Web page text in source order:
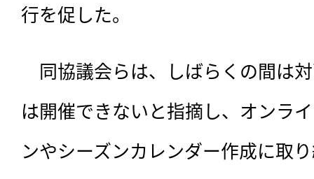
行を促した。
同協議会らは、しばらくの間は
は開催できないと指摘し、オンラ
ンやシーズンカレンダー作成に取